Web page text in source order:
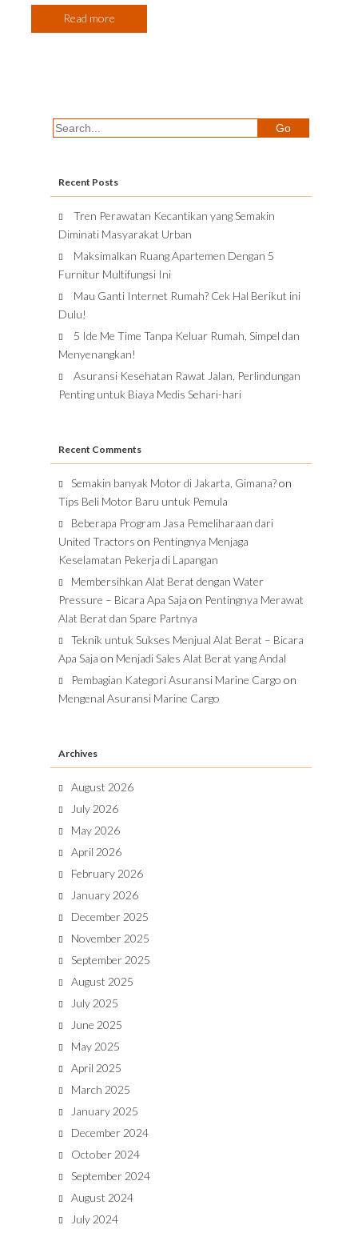
Read more
Recent Posts
Tren Perawatan Kecantikan yang Semakin
Diminati Masyarakat Urban
Maksimalkan Ruang Apartemen Dengan 5
Furnitur Multifungsi Ini
Mau Ganti Internet Rumah? Cek Hal Berikut ini
Dulu!
5 Ide Me Time Tanpa Keluar Rumah, Simpel dan
Menyenangkan!
Asuransi Kesehatan Rawat Jalan, Perlindungan
Penting untuk Biaya Medis Sehari-hari
Recent Comments
Semakin banyak Motor di Jakarta, Gimana?on
Tips Beli Motor Baru untuk Pemula
Beberapa Program Jasa Pemeliharaan dari
United Tractors on Pentingnya Menjaga
Keselamatan Pekerja di Lapangan
Membersihkan Alat Berat dengan Water
Pressure – Bicara Apa Saja on Pentingnya Merawat
Alat Berat dan Spare Partnya
Teknik untuk Sukses Menjual Alat Berat – Bicara
Apa Saja on Menjadi Sales Alat Berat yang Andal
Pembagian Kategori Asuransi Marine Cargo on
Mengenal Asuransi Marine Cargo
Archives
August 2026
July 2026
May 2026
April 2026
February 2026
January 2026
December 2025
November 2025
September 2025
August 2025
July 2025
June 2025
May 2025
April 2025
March 2025
January 2025
December 2024
October 2024
September 2024
August 2024
July 2024